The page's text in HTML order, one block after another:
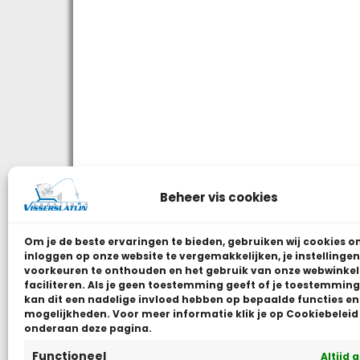
Beheer vis cookies
Om je de beste ervaringen te bieden, gebruiken wij cookies
inloggen op onze website te vergemakkelijken, je
voorkeuren te onthouden en het gebruik van onze
faciliteren. Als je geen toestemming geeft of je
kan dit een nadelige invloed hebben op bepaalde functies en
mogelijkheden. Voor meer informatie klik je op Cookiebeleid
onderaan deze pagina.
Functioneel Altijd